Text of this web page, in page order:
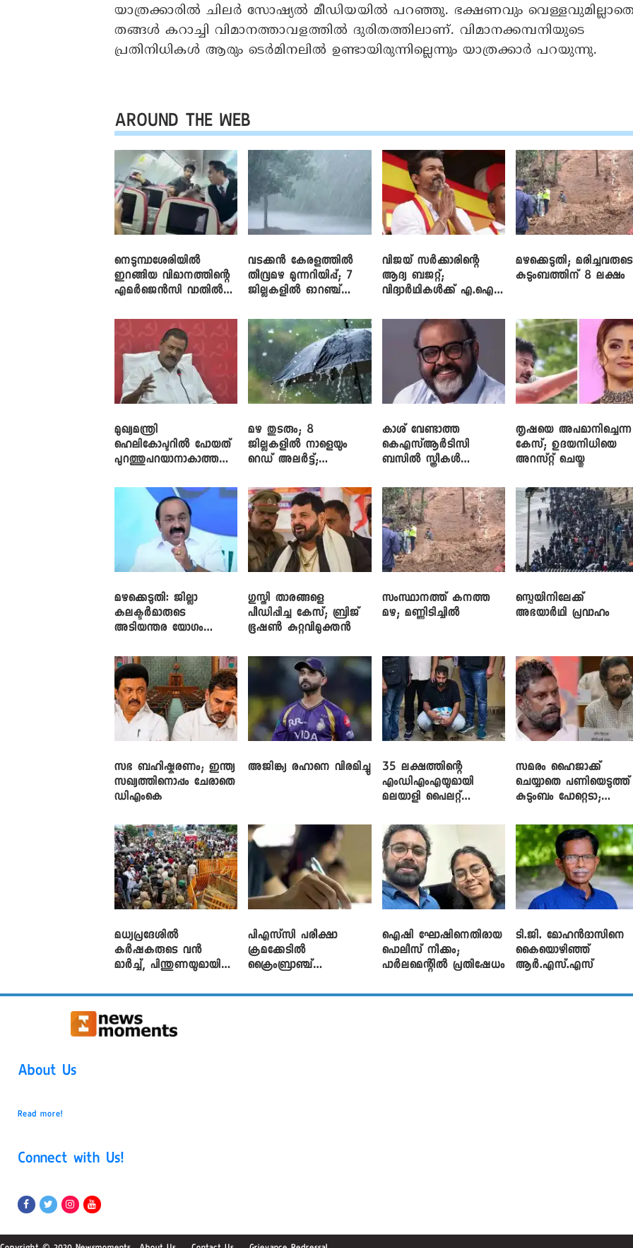
യാത്രക്കാരില്‍ ചിലര്‍ സോഷ്യല്‍ മീഡിയയില്‍ പറഞ്ഞു. ഭക്ഷണവും
തങ്ങള്‍ കറാച്ചി വിമാനത്താവളത്തില്‍ ദുരിതത്തിലാണ്. വിമാനക്കമ്പനിയുടെ
പ്രതിനിധികള്‍ ആരും ടെര്‍മിനലില്‍ ഉണ്ടായിരുന്നില്ലെന്നും യാത്രക്കാര്‍ പറയുന്നു.
AROUND THE WEB
നെടുമ്പാശേരിയിൽ
ഇറങ്ങിയ വിമാനത്തിന്റെ
എമർജെൻസി വാതിൽ
വടക്കൻ കേരളത്തിൽ
തീവ്രമഴ മുന്നറിയിപ്പ്; 7
ജില്ലകളിൽ ഓറഞ്ച്
വിജയ് സർക്കാരിന്റെ
ആദ്യ ബജറ്റ്;
വിദ്യാർഥികൾക്ക് എ.ഐ
ലാപ്ടോപ്പുകളും
മഴക്കെടുതി; മരിച്ചവരുടെ
കുടുംബത്തിന് 8 ലക്ഷം
മുഖ്യമന്ത്രി
ഹെലികോപ്ടറിൽ പോയത്
പുറത്തുപറയാനാകാത്ത
ഗോവിന്ദൻ
മഴ തുടരും; 8
ജില്ലകളിൽ നാളെയും
റെഡ് അലർട്ട്;
അലർട്ട്
കാശ് വേണ്ടാത്ത
കെഎസ്ആർടിസി
ബസിൽ സ്ത്രീകൾ
ജോൺ
തൃഷയെ അപമാനിച്ചെന്ന
കേസ്; ഉദയനിധിയെ
അറസ്റ്റ് ചെയ്തു
മഴക്കെടുതി: ജില്ലാ
കലക്ടർമാരുടെ
അടിയന്തര യോഗം
​ഗുസ്തി താരങ്ങളെ
പീഡിപ്പിച്ച കേസ്; ബ്രിജ്
ഭൂഷൺ കുറ്റവിമുക്തൻ
സംസ്ഥാനത്ത് കനത്ത
മഴ; മണ്ണിടിച്ചിൽ
സ്പെയിനിലേക്ക്
അഭയാർഥി പ്രവാഹം
സഭ ബഹിഷ്കരണം; ഇന്ത്യ
സഖ്യത്തിനൊപ്പം ചേരാതെ
ഡിഎംകെ
അജിങ്ക്യ രഹാനെ വിരമിച്ചു
35 ലക്ഷത്തിന്റെ
എംഡിഎംഎയുമായി
മലയാളി പൈലറ്റ്
സമരം ഹൈജാക്ക്
ചെയ്യാതെ പണിയെടുത്ത്
കുടുംബം പോറ്റെടാ;
വിനായകൻ
മധ്യപ്രദേശിൽ
കർഷകരുടെ വൻ
മാർച്ച്, പിന്തുണയുമായി
പിഎസ്‌സി പരീക്ഷാ
ക്രമക്കേ‌ടിൽ
ക്രൈംബ്രാഞ്ച്
ഐഷി ഘോഷിനെതിരായ
പൊലീസ് നീക്കം;
പാര്‍ലമെന്റിൽ പ്രതിഷേധം
ടി.ജി. മോഹൻദാസിനെ
കൈയൊഴിഞ്ഞ്
ആർ.എസ്.എസ്
About Us
Read more!
Connect with Us!